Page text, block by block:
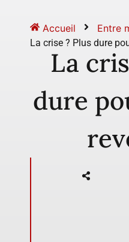
Accueil Entre
La crise ? Plus dure
La
dure